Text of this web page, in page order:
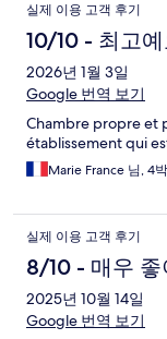
실제 이용 고객 후기
10/10 - 최고
2026년 1월 3일
Google 번역 보기
Chambre propre et
établissement qui
Marie France 님, 4
실제 이용 고객 후기
8/10 - 매우 좋
2025년 10월 14일
Google 번역 보기